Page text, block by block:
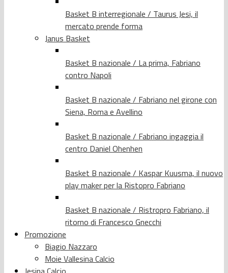
Basket B interregionale / Taurus Jesi, il
mercato prende forma
Janus Basket
Basket B nazionale / La prima, Fabriano
contro Napoli
Basket B nazionale / Fabriano nel girone con
Siena, Roma e Avellino
Basket B nazionale / Fabriano ingaggia il
centro Daniel Ohenhen
Basket B nazionale / Kaspar Kuusma, il nuovo
play maker per la Ristopro Fabriano
Basket B nazionale / Ristropro Fabriano, il
ritorno di Francesco Gnecchi
Promozione
Biagio Nazzaro
Moie Vallesina Calcio